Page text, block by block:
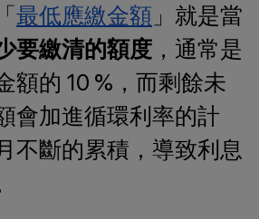
最低應繳金額 」就是當
要繳清的額度 ，通常是
額的 10 %，而剩餘未
會加進循環利率的計
不斷的累積，導致利息